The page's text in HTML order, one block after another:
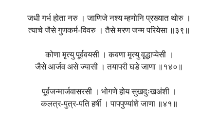
जधी गर्भ होता नरु । जाणिजे नश्य म्हणोनि प्रख्यात थोरु ।
त्याचे जैसे गुणकर्म-विवरु । तैसे मरण जन्म परियेसा ॥३९॥
कोणा मृत्यु पूर्ववयसी । कवणा मृत्यु वृद्धाप्येसी ।
जैसे आर्जव असे ज्यासी । तयापरी घडे जाणा ॥१४०॥
पूर्वजन्मार्जवासरसी । भोगणे होय सुखदुःखअंशी ।
कलत्र-पुत्र-पति हर्षी । पापपुण्यांशे जाणा ॥४१॥